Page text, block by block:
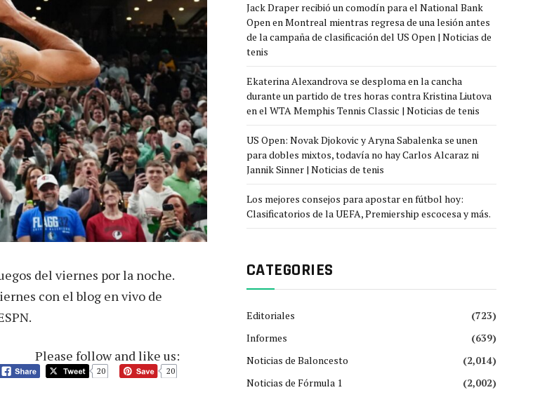
del viernes por la noche.
con el blog en vivo de
Please follow and like us:
20 20
Jack Draper recibió un comodín para el National Bank
Open en Montreal mientras regresa de una lesión antes
de la campaña de clasificación del US Open | Noticias de
tenis
Ekaterina Alexandrova se desploma en la cancha
durante un partido de tres horas contra Kristina Liutova
en el WTA Memphis Tennis Classic | Noticias de tenis
US Open: Novak Djokovic y Aryna Sabalenka se unen
para dobles mixtos, todavía no hay Carlos Alcaraz ni
Jannik Sinner | Noticias de tenis
Los mejores consejos para apostar en fútbol hoy:
Clasificatorios de la UEFA, Premiership escocesa y más.
CATEGORIES
Editoriales
(723)
Informes
(639)
Noticias de Baloncesto
(2,014)
Noticias de Fórmula 1
(2,002)